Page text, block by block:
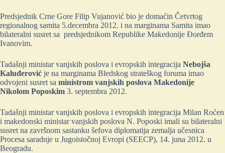
Predsjednik Crne Gore Filip Vujanović bio je domaćin Četvrtog
regionalnog samita 5.decembra 2012. i na marginama Samita imao
bilateralni susret sa predsjednikom Republike Makedonije Đorđem
Ivanovim.
Tadašnji ministar vanjskih poslova i evropskih integracija Nebojša
Kaluđerović je na marginama Bledskog strateškog foruma imao
odvojeni susret sa ministrom vanjskih poslova Makedonije
Nikolom Poposkim 3. septembra 2012.
Tadašnji ministar vanjskih poslova i evropskih integracija Milan Roćen
i makedonski ministar vanjskih poslova N. Poposki imali su bilateralni
susret na završnom sastanku šefova diplomatija zemalja učesnica
Procesa saradnje u Jugoistočnoj Evropi (SEECP), 14. juna 2012. u
Beogradu.